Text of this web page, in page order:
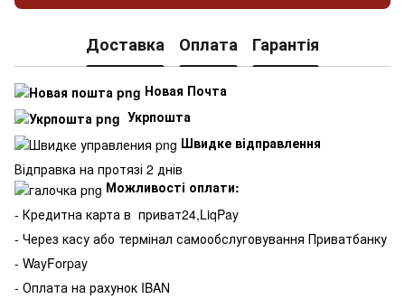
Доставка Оплата Гарантія
Новая Почта
Укрпошта
Швидке відправлення
Відправка на протязі 2 днів
Можливості оплати:
- Кредитна карта в приват24,LiqPay
- Через касу або термінал самообслуговування Приватбанку
- WayForpay
- Оплата на рахунок IBAN